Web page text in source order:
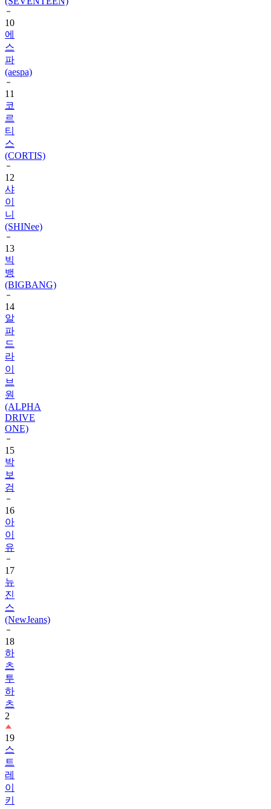
에
스
파
(aespa)
11
코
르
티
스
(CORTIS)
12
샤
이
니
(SHINee)
13
빅
뱅
(BIGBANG)
14
알
파
드
라
이
브
원
(ALPHA
DRIVE
ONE)
15
박
보
검
16
아
이
유
17
뉴
진
스
(NewJeans)
18
하
츠
투
하
츠
2
19
스
트
레
이
키
즈
1